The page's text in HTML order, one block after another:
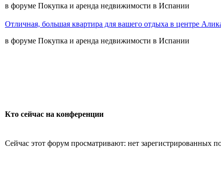
в форуме Покупка и аренда недвижимости в Испании
Отличная, большая квартира для вашего отдыха в центре
в форуме Покупка и аренда недвижимости в Испании
Кто сейчас на конференции
Сейчас этот форум просматривают: нет зарегистрированных